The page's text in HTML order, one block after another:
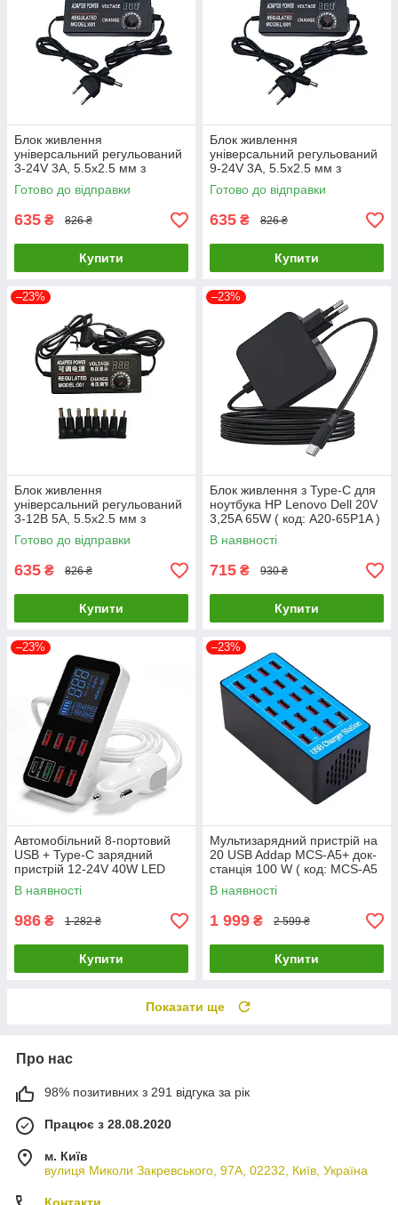
Блок живлення
універсальний регульований
3-24V 3A, 5.5x2.5 мм з
перехідниками 8шт. Чорний
(код: 3-24V3A )
Готово до відправки
635 ₴ 826 ₴
Купити
Блок живлення
універсальний регульований
9-24V 3A, 5.5x2.5 мм з
перехідниками 8шт. Чорний
(код: 9-24V3A )
Готово до відправки
635 ₴ 826 ₴
Купити
–23%
Блок живлення
універсальний регульований
3-12В 5А, 5.5x2.5 мм з
перехідниками 8шт. Чорний
(код: 3-12В5А )
Готово до відправки
635 ₴ 826 ₴
Купити
–23%
Блок живлення з Type-C для
ноутбука HP Lenovo Dell 20V
3,25A 65W ( код: A20-65P1A )
В наявності
715 ₴ 930 ₴
Купити
–23%
Автомобільний 8-портовий
USB + Type-C зарядний
пристрій 12-24V 40W LED
дисплей QC3.0 PD3.0 ( код:
WLX-A9S+ )
В наявності
986 ₴ 1 282 ₴
Купити
–23%
Мультизарядний пристрій на
20 USB Addap MCS-A5+ док-
станція 100 W ( код: MCS-A5
)В наявності
1 999 ₴ 2 599 ₴
Купити
Показати ще
Про нас
98% позитивних з 291 відгука за рік
Працює з 28.08.2020
м. Київ
вулиця Миколи Закревського, 97А, 02232, Київ, Україна